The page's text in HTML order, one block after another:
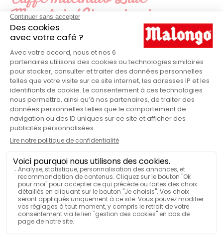
Mountain Giamaica in
dettaglio
MARCHIO Malongo
GAMMA MALONGO Origine pura
GAMMA MALONGO
VENDUTO IN Scatola
NOTE
AROMATICHE
Miele, note legnose (sandalo) e